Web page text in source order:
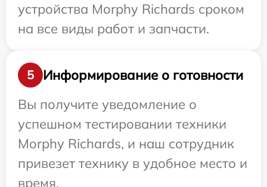
устройства Morphy Richards сроком
на все виды работ и запчасти.
5
Информирование о готовности
Вы получите уведомление о
успешном тестировании техники
Morphy Richards, и наш сотрудник
привезет технику в удобное место и
время.